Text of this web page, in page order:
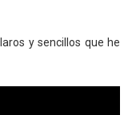
y sencillos que he